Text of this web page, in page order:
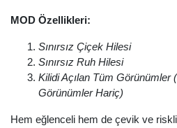
MOD Özellikleri:
Sınırsız Çiçek Hilesi
Sınırsız Ruh Hilesi
KilidiAçılan Tüm Görünümler
GörünümlerHariç)
Hem eğlenceli hem de çevik ve riskli